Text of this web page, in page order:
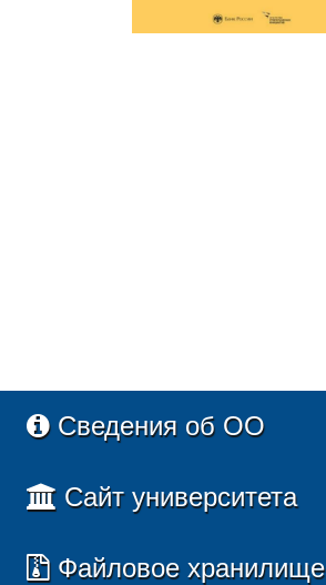
Сведения об ОО
Сайт университета
Файловое хранилище